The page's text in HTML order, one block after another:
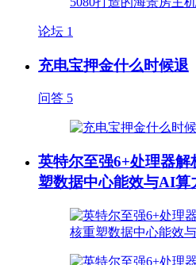
论坛 1
充电宝押金什么时候退
问答 5
英特尔至强6+处理器
塑数据中心能效与AI算